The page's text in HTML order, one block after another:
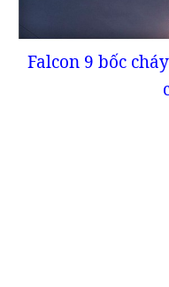
Falcon 9 bốc